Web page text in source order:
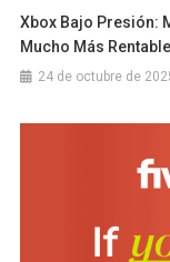
Xbox Bajo Presión:
Mucho Más
24 de octubre de